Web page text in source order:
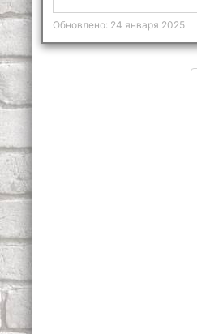
Обновлено: 24 января 2025